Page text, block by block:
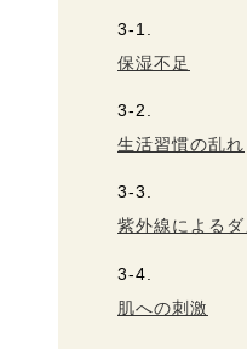
保湿不足
生活習慣の乱れ
紫外線によるダ
肌への刺激